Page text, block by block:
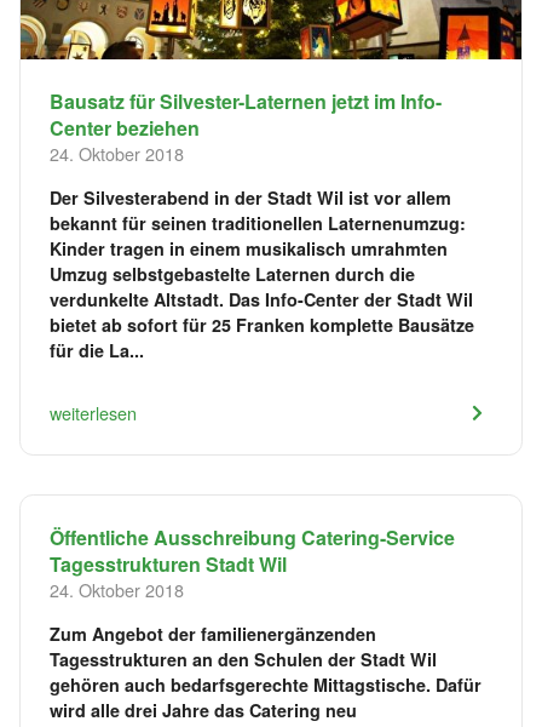
Bausatz für Silvester-Laternen jetzt im Info-
Center beziehen
24. Oktober 2018
Der Silvesterabend in der Stadt Wil ist vor allem
bekannt für seinen traditionellen Laternenumzug:
Kinder tragen in einem musikalisch umrahmten
Umzug selbstgebastelte Laternen durch die
verdunkelte Altstadt. Das Info-Center der Stadt Wil
bietet ab sofort für 25 Franken komplette Bausätze
für die La...
weiterlesen
Öffentliche Ausschreibung Catering-Service
Tagesstrukturen Stadt Wil
24. Oktober 2018
Zum Angebot der familienergänzenden
Tagesstrukturen an den Schulen der Stadt Wil
gehören auch bedarfsgerechte Mittagstische. Dafür
wird alle drei Jahre das Catering neu